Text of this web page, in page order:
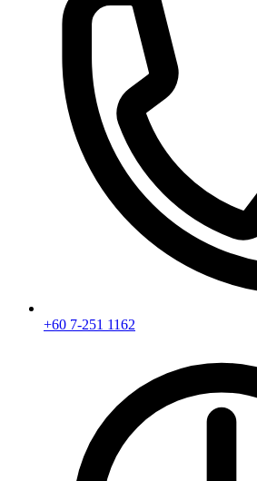
+60 7-251 1162